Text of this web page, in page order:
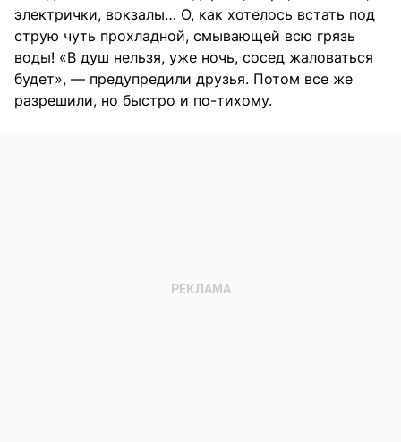
электрички, вокзалы… О, как хотелось встать под
струю чуть прохладной, смывающей всю грязь
воды! «В душ нельзя, уже ночь, сосед жаловаться
будет», — предупредили друзья. Потом все же
разрешили, но быстро и по-тихому.